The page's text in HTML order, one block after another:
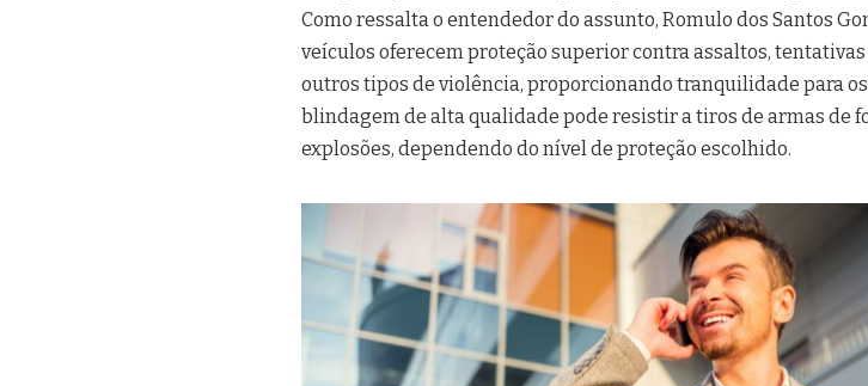
Como ressalta o entendedor do assunto, Romulo dos Santos
veículos oferecem proteção superior contra assaltos, tentativas
outros tipos de violência, proporcionando tranquilidade para
blindagem de alta qualidade pode resistir a tiros de armas de
explosões, dependendo do nível de proteção escolhido.